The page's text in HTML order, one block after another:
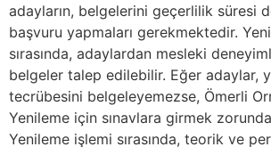
adayların, belgelerini geçerlilik süresi
başvuru yapmaları gerekmektedir.
sırasında, adaylardan mesleki
belgeler talep edilebilir. Eğer adaylar,
tecrübesini belgeleyemezse, Ömerli
Yenileme için sınavlara girmek
Yenileme işlemi sırasında, teorik ve